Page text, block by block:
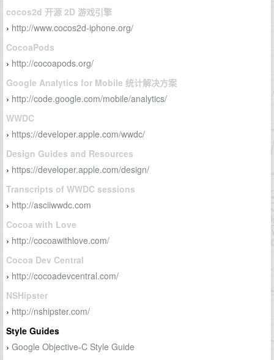
cocos2d 开源 2D 游戏引擎
› http://www.cocos2d-iphone.org/
CocoaPods
› http://cocoapods.org/
Google Analytics for Mobile 统计解决方案
› http://code.google.com/mobile/analytics/
WWDC
› https://developer.apple.com/wwdc/
Design Guides and Resources
› https://developer.apple.com/design/
Transcripts of WWDC sessions
› http://asciiwwdc.com
Cocoa with Love
› http://cocoawithlove.com/
Cocoa Dev Central
› http://cocoadevcentral.com/
NSHipster
› http://nshipster.com/
Style Guides
› Google Objective-C Style Guide